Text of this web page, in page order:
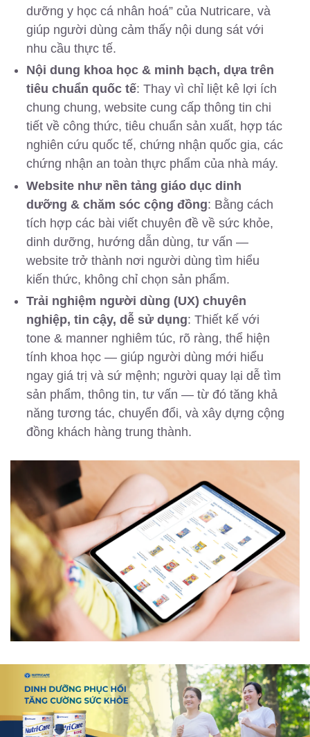
dưỡng y học cá nhân hoá” của Nutricare, và
giúp người dùng cảm thấy nội dung sát với
nhu cầu thực tế.
Nội dung khoa học & minh bạch, dựa trên
tiêu chuẩn quốc tế: Thay vì chỉ liệt kê lợi ích
chung chung, website cung cấp thông tin chi
tiết về công thức, tiêu chuẩn sản xuất, hợp tác
nghiên cứu quốc tế, chứng nhận quốc gia, các
chứng nhận an toàn thực phẩm của nhà máy.
Website như nền tảng giáo dục dinh
dưỡng & chăm sóc cộng đồng: Bằng cách
tích hợp các bài viết chuyên đề về sức khỏe,
dinh dưỡng, hướng dẫn dùng, tư vấn —
website trở thành nơi người dùng tìm hiểu
kiến thức, không chỉ chọn sản phẩm.
Trải nghiệm người dùng (UX) chuyên
nghiệp, tin cậy, dễ sử dụng: Thiết kế với
tone & manner nghiêm túc, rõ ràng, thể hiện
tính khoa học — giúp người dùng mới hiểu
ngay giá trị và sứ mệnh; người quay lại dễ tìm
sản phẩm, thông tin, tư vấn — từ đó tăng khả
năng tương tác, chuyển đổi, và xây dựng cộng
đồng khách hàng trung thành.